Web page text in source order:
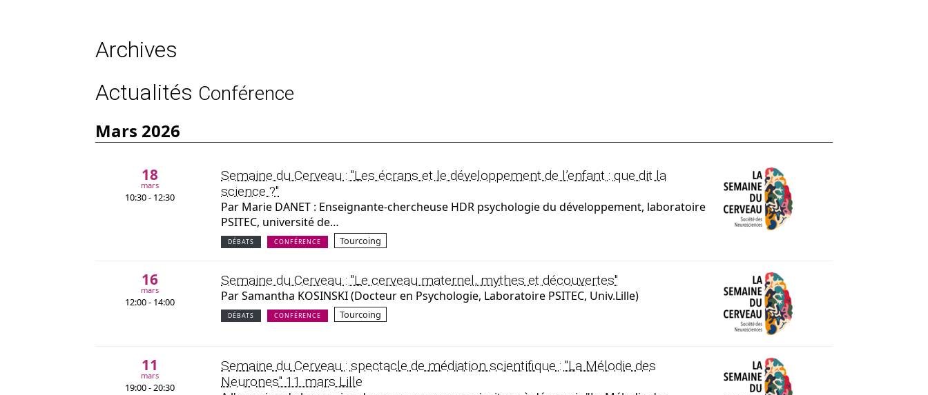
Archives
Actualités Conférence
mars 2026
18
mars
10:30 - 12:30
Semaine du Cerveau : "Les écrans et le développement de l’enfant : que dit la
science ?"
Par Marie DANET : Enseignante-chercheuse HDR psychologie du développement, laboratoire
PSITEC, université de…
DÉBATS CONFÉRENCE Tourcoing
16
mars
12:00 - 14:00
Semaine du Cerveau : "Le cerveau maternel, mythes et découvertes"
Par Samantha KOSINSKI (Docteur en Psychologie, Laboratoire PSITEC, Univ.Lille)
DÉBATS CONFÉRENCE Tourcoing
11
mars
19:00 - 20:30
Semaine du Cerveau : spectacle de médiation scientifique : "La Mélodie des
Neurones" 11 mars Lille